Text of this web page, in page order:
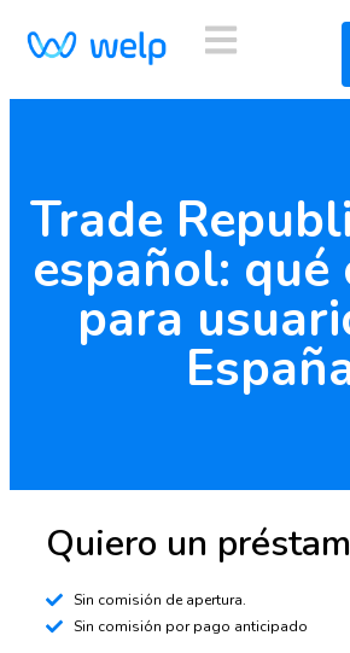
Trade
español: qué
para
Quiero un
Sin comisión de apertura.
Sin comisión por pago anticipado